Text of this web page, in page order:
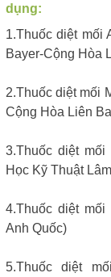
dụng:
1.Thuốc diệt mối
Bayer-Cộng Hòa
2.Thuốc diệt mối
Cộng Hòa Liên
3.Thuốc diệt
Học Kỹ Thuật
4.Thuốc diệt
Anh Quốc)
5.Thuốc diệt